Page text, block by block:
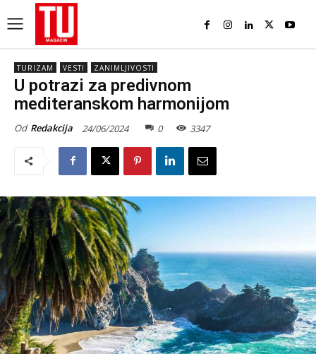
TURIZAM VESTI ZANIMLJIVOSTI
U potrazi za predivnom
mediteranskom harmonijom
Od Redakcija 24/06/2024 0 3347